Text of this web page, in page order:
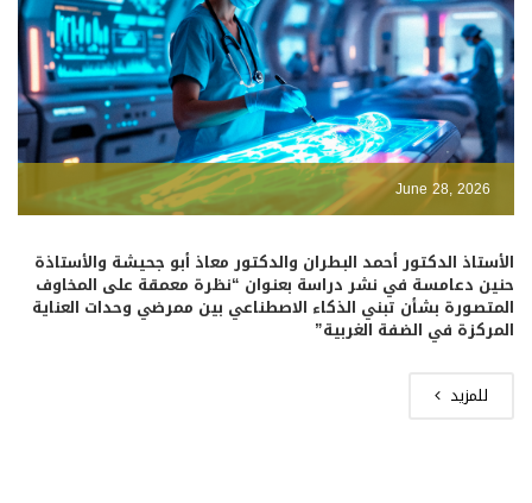
June 28, 2026
الأستاذ الدكتور أحمد البطران والدكتور معاذ أبو جحيشة والأستاذة
حنين دعامسة في نشر دراسة بعنوان “نظرة معمقة على المخاوف
المتصورة بشأن تبني الذكاء الاصطناعي بين ممرضي وحدات العناية
المركزة في الضفة الغربية”
للمزيد